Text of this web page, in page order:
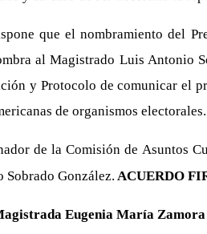
que el nombramiento del
al Magistrado Luis Antonio
y Protocolo de comunicar el
de organismos electorales.
de la Comisión de Asuntos
González. ACUERDO
Eugenia María